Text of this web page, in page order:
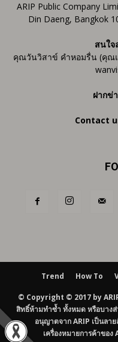
ARIP Public Company
Din Daeng, Bangkok
สนใ
คุณวันวิสาข์ คำหอมรื่น (คุณ
ฝากข่
Contact
Trend How To
© Copyright © 2017 by
สิทธิ์ห้ามทำซ้ำ ทั้งหมด หรือบาง
อนุญาตจาก ARIP เป็นลา
เครื่องหมายการค้าขอ